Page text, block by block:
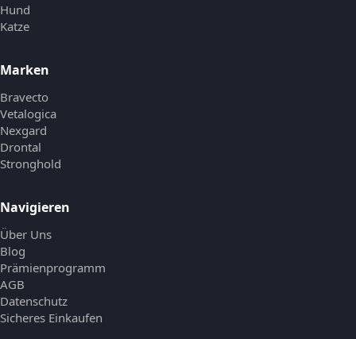
Hund
Katze
Marken
Bravecto
Vetalogica
Nexgard
Drontal
Stronghold
Navigieren
Über Uns
Blog
Prämienprogramm
AGB
Datenschutz
Sicheres Einkaufen